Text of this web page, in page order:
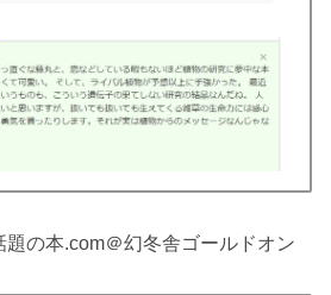
の本.com＠幻冬舎ゴールドオン